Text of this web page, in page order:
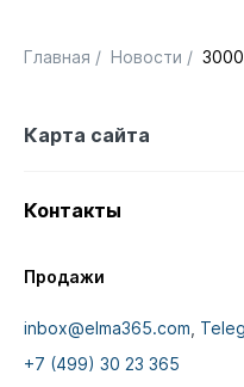
Главная / Новости /
Карта сайта
Контакты
Продажи
inbox@elma365.com
+7 (499) 30 23 365